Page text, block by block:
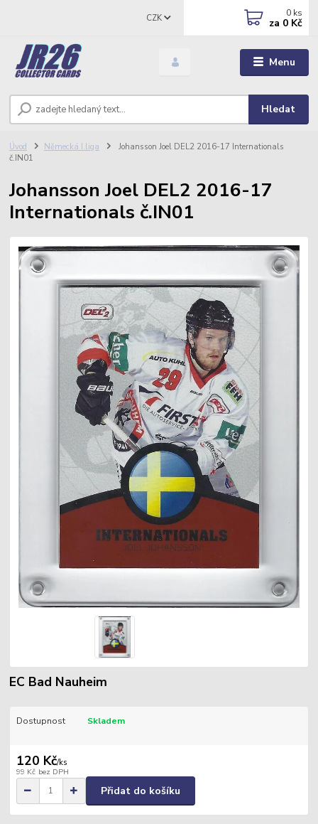
Menu
CZK
Hledat
0 ks
za 0 Kč
Úvod Německá I.liga
Johansson Joel DEL2 2016-17 Internationals
č.IN01
Johansson Joel DEL2 2016-17
Internationals č.IN01
EC Bad Nauheim
Dostupnost Skladem
120 Kč/ks
99 Kč bez DPH
Přidat do košíku